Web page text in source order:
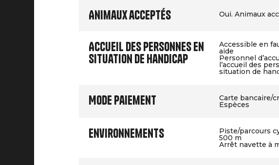
Animaux acceptés Oui. Animaux
Accueil des personnes en
situation de handicap
Accessible en
aide
Personnel
l’accueil des
situation de
Mode paiement Carte bancaire/
Espèces
Environnements Piste/parcours
500 m
Arrêt navette à